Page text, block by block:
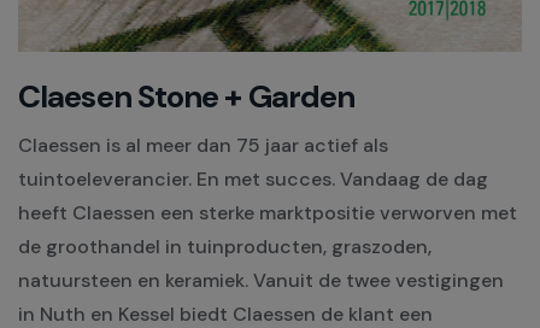
Claesen Stone + Garden
Claessen is al meer dan 75 jaar actief als
tuintoeleverancier. En met succes. Vandaag de dag
heeft Claessen een sterke marktpositie verworven met
de groothandel in tuinproducten, graszoden,
natuursteen en keramiek. Vanuit de twee vestigingen
in Nuth en Kessel biedt Claessen de klant een